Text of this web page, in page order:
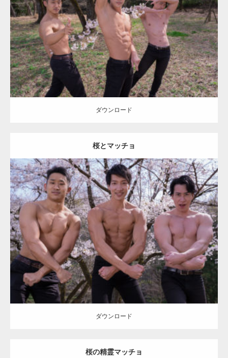
Category:桜とマッチョ kaichan 外資系筋肉 AKIHITO(細マッチョ)
SOSUKE 腹筋
ダウンロード
ダウンロード
桜とマッチョ
Update: 2021.07.8
Category:桜とマッチョ kaichan AKIHITO(細マッチョ) SOSUKE 外資
系筋肉 大胸筋 腹筋
ダウンロード
ダウンロード
桜の精霊マッチョ